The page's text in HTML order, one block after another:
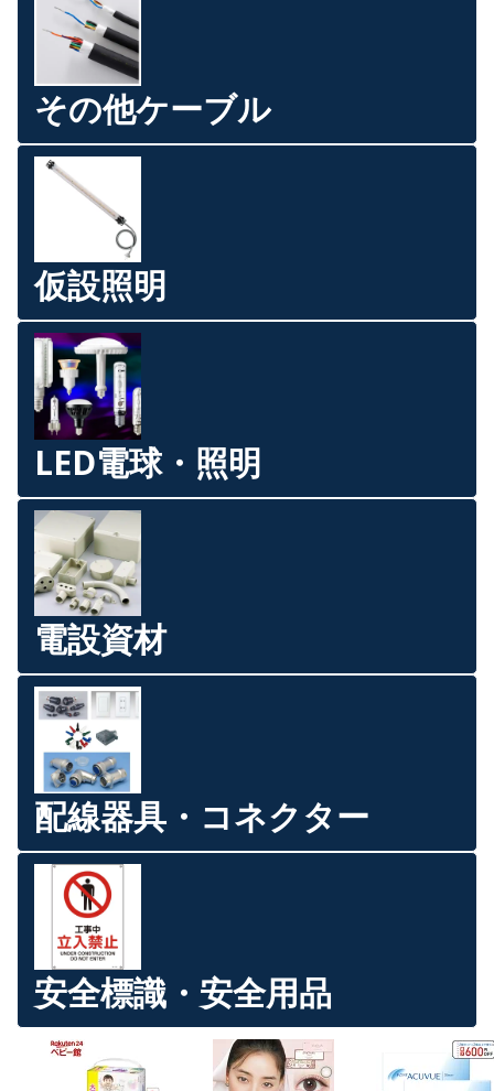
その他ケーブル
仮設照明
LED電球・照明
電設資材
配線器具・コネクター
安全標識・安全用品